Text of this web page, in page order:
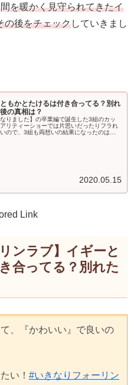
を暖かく見守られてきたイ
の後をチェックしていきまし
もかとたけるは付き合ってる？別れ
の真相は？
なりました】の卒業編で誕生した3組のカッ
リティーショーでは片思いだったりフラれ
ので、3組も両想いの結果になったのは凄
2020.05.15
Link
ンラブ】イギーと
合ってる？別れた
、『かわいい』で良いの
い！ #いきなりフォーリン